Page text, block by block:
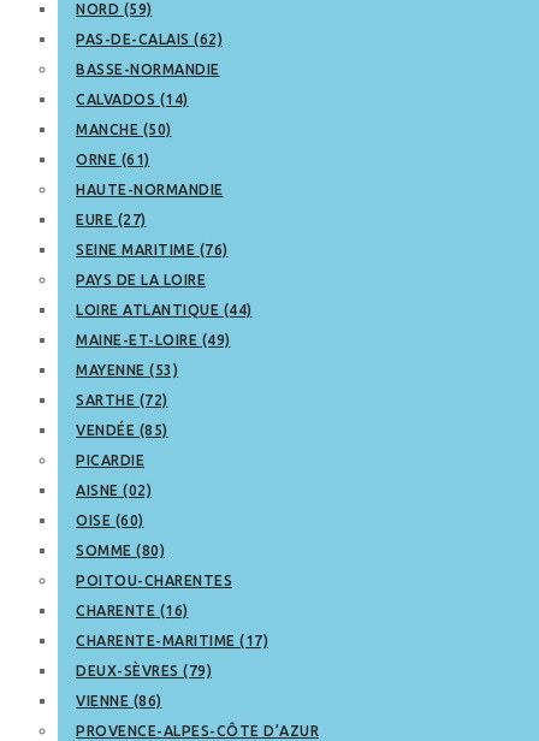
NORD (59)
PAS-DE-CALAIS (62)
BASSE-NORMANDIE
CALVADOS (14)
MANCHE (50)
ORNE (61)
HAUTE-NORMANDIE
EURE (27)
SEINE MARITIME (76)
PAYS DE LA LOIRE
LOIRE ATLANTIQUE (44)
MAINE-ET-LOIRE (49)
MAYENNE (53)
SARTHE (72)
VENDÉE (85)
PICARDIE
AISNE (02)
OISE (60)
SOMME (80)
POITOU-CHARENTES
CHARENTE (16)
CHARENTE-MARITIME (17)
DEUX-SÈVRES (79)
VIENNE (86)
PROVENCE-ALPES-CÔTE D’AZUR